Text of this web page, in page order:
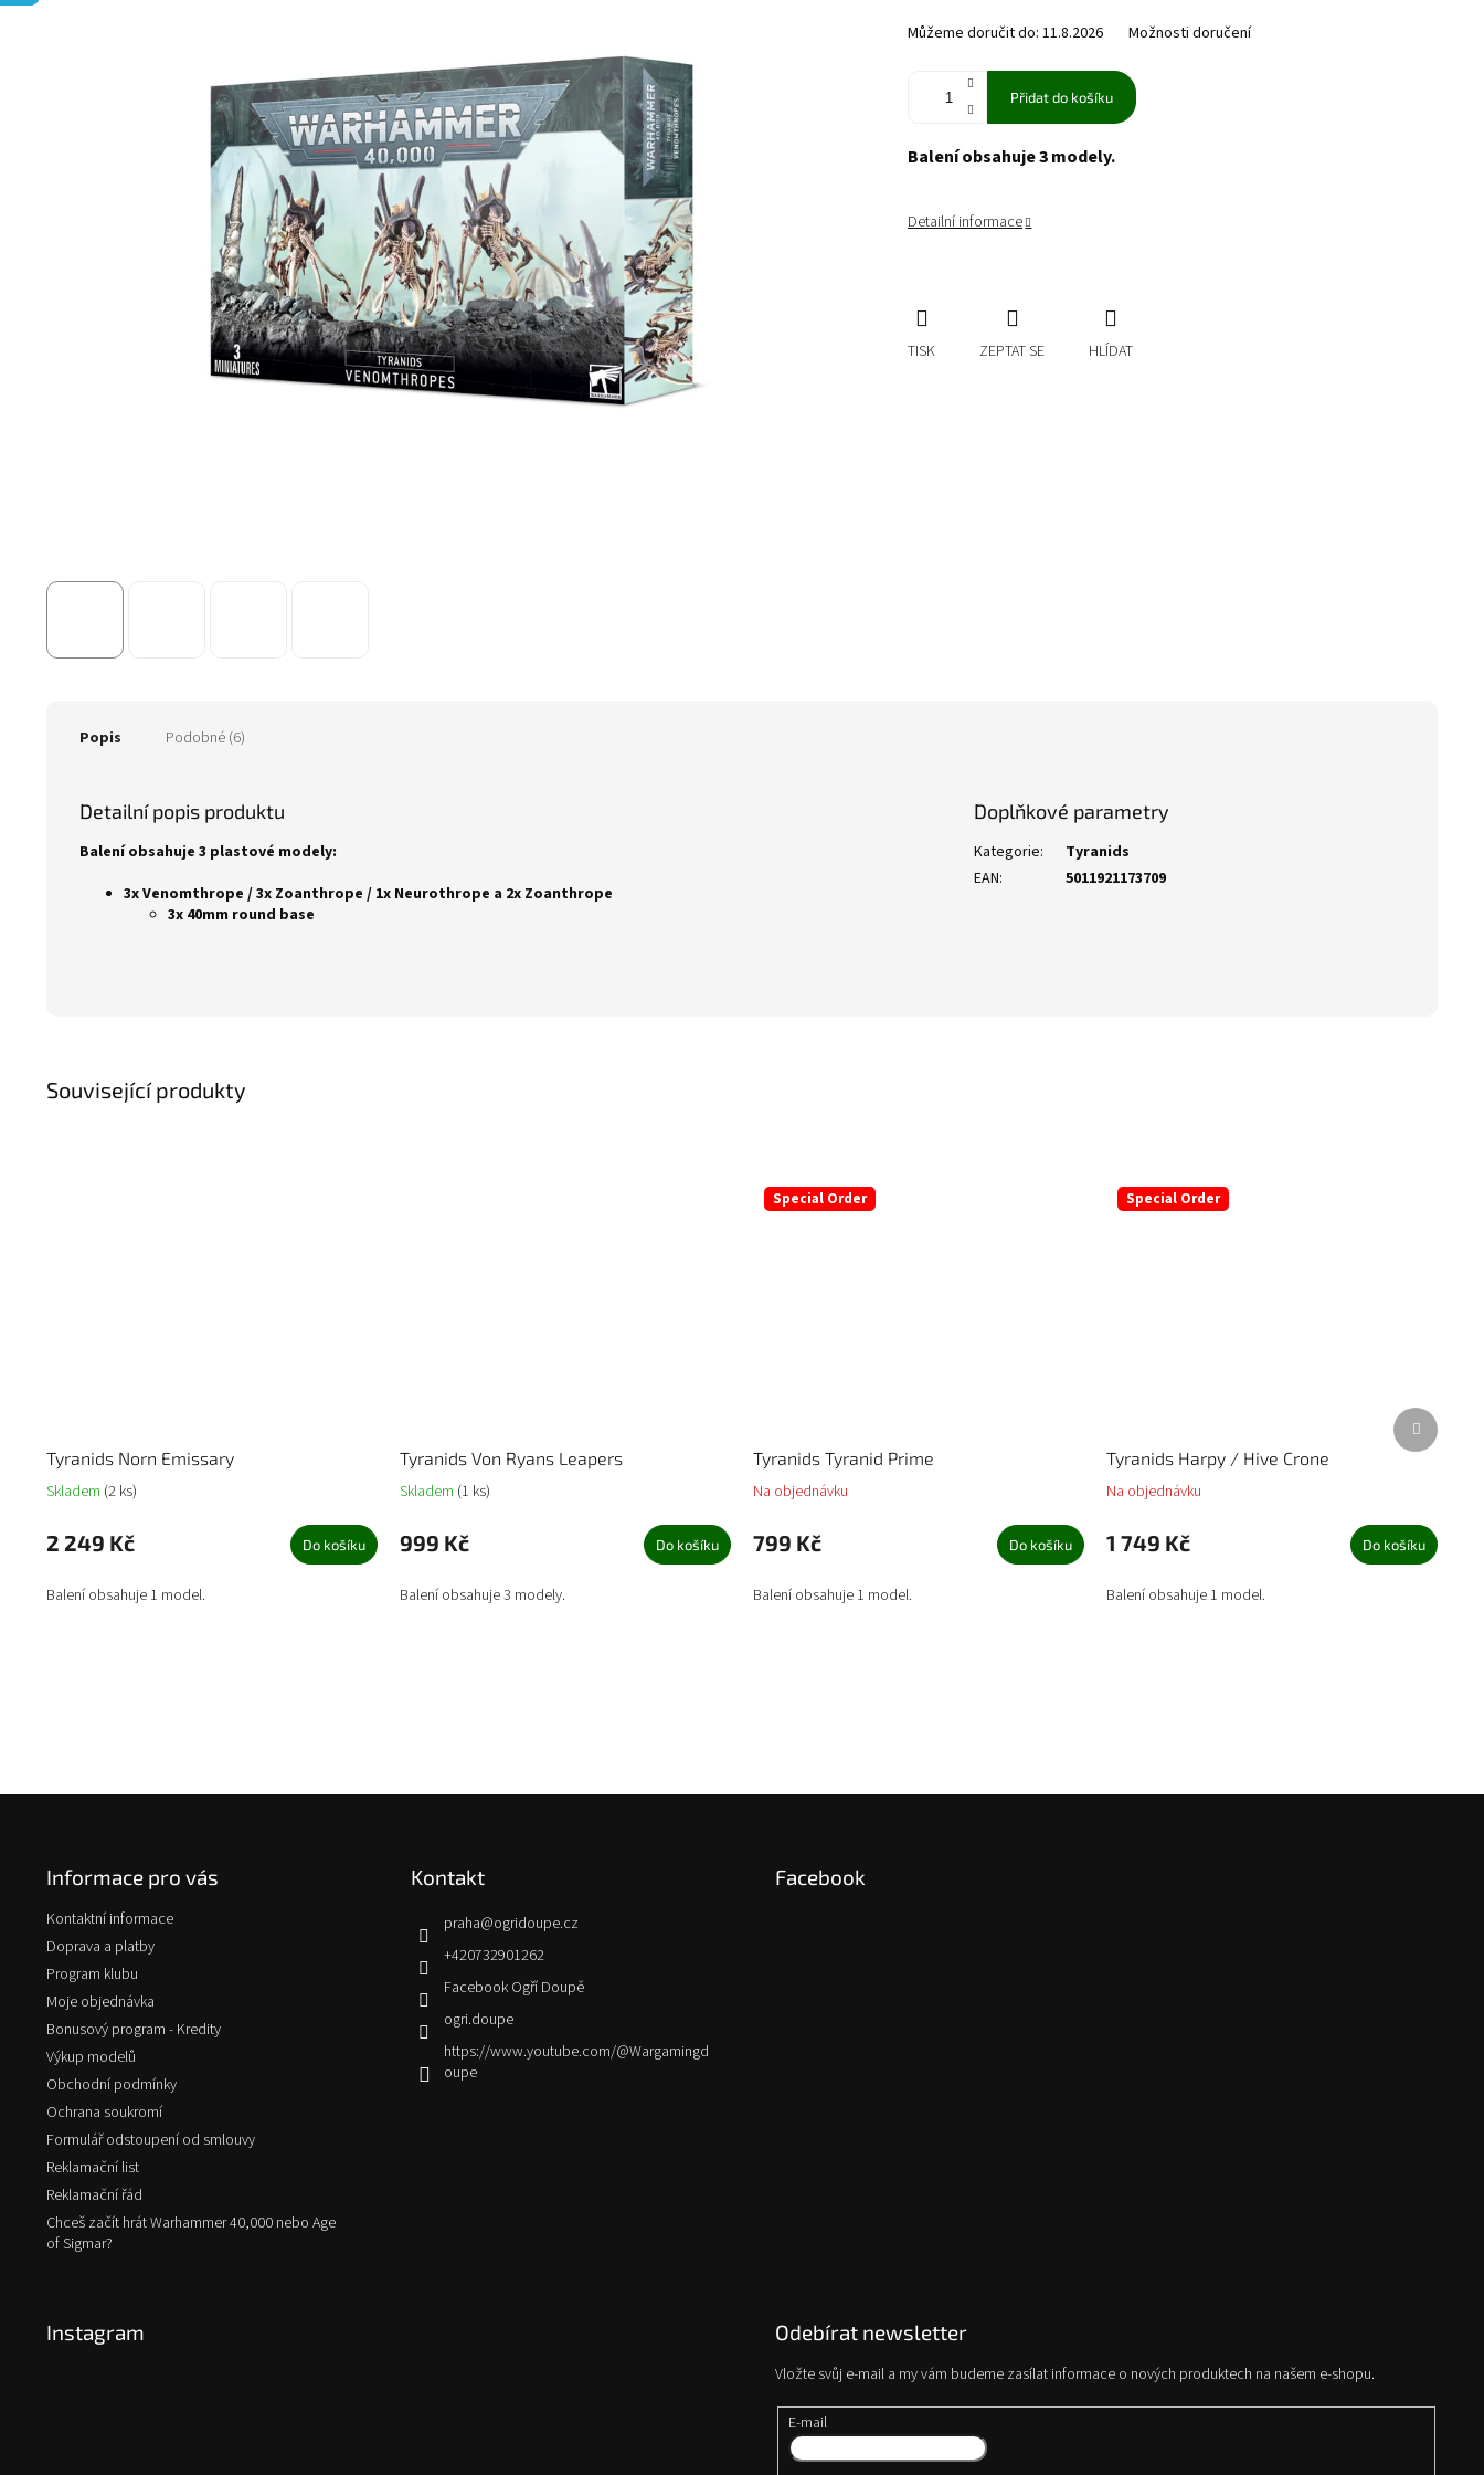
Můžeme doručit do: 11.8.2026 Možnosti doručení
Přidat do košíku
Balení obsahuje 3 modely.
Detailní informace
TISK ZEPTAT SE HLÍDAT
Související produkty
Tyranids Norn Emissary
Skladem (2 ks)
2 249 Kč Do košíku
Balení obsahuje 1 model.
Tyranids Von Ryans Leapers
Skladem (1 ks)
999 Kč Do košíku
Balení obsahuje 3 modely.
Special Order
Tyranids Tyranid Prime
Na objednávku
799 Kč Do košíku
Balení obsahuje 1 model.
Special Order
Tyranids Harpy / Hive Crone
Na objednávku
1 749 Kč Do košíku
Balení obsahuje 1 model.
Další
produkt
Popis Podobné (6)
Detailní popis produktu
Balení obsahuje 3 plastové modely:
3x Venomthrope / 3x Zoanthrope / 1x Neurothrope a 2x Zoanthrope
3x 40mm round base
Doplňkové parametry
Kategorie:
Tyranids
EAN: 5011921173709
Informace pro vás
Kontaktní informace
Doprava a platby
Program klubu
Moje objednávka
Bonusový program - Kredity
Výkup modelů
Obchodní podmínky
Ochrana soukromí
Formulář odstoupení od smlouvy
Reklamační list
Reklamační řád
Chceš začít hrát Warhammer 40,000 nebo Age
of Sigmar?
Kontakt
praha@ogridoupe.cz
+420732901262
Facebook Ogří Doupě
ogri.doupe
https://www.youtube.com/@Wargamingd
oupe
Facebook
Instagram Odebírat newsletter
Vložte svůj e-mail a my vám budeme zasílat informace o nových produktech na našem e-shopu.
E-mail